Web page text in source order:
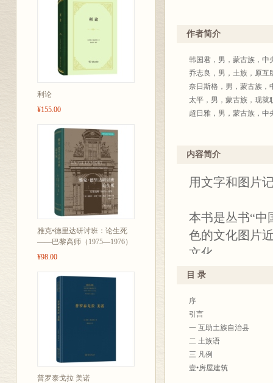
利论
¥155.00
雅克•德里达研讨班：论生死
——巴黎高师（1975—1976）
¥98.00
普罗泰戈拉 美诺
作者简介
韩国君，男，蒙古族，中
乔志良，男，土族，原互
奈日斯格，男，蒙古族，
太平，男，蒙古族，现就
超日雅，男，蒙古族，中
内容简介
用文字和图片
本书是丛书“中
色的文化图片
文化。
一制定的标准
化现象进行了
饮食、农工百
参考文献、索
目 录
序
引言
一 互助土族自治县
二 土族语
三 凡例
壹•房屋建筑